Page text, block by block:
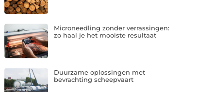
Microneedling zonder verrassingen:
zo haal je het mooiste resultaat
Duurzame oplossingen met
bevrachting scheepvaart